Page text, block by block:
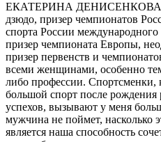
ЕКАТЕРИНА ДЕНИСЕНКОВА,
дзюдо, призер чемпионатов
спорта России
призер чемпионата Европы,
призер первенств и
всеми женщинами, особенно
либо профессии. Спортсменки,
большой спорт после рождения
успехов, вызывают у меня
мужчина не поймет, насколько
является наша способность